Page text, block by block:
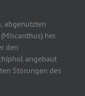
abgenutzten
her.
den
angebaut
Störungen des